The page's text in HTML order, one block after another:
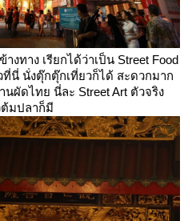
งทาง เรียกได้ว่าเป็น Street Food
นี่ นั่งตุ๊กตุ๊กเที่ยวก็ได้ สะดวกมาก
นผัดไทย นี่ละ Street Art ตัวจริง
มปลาก็มี